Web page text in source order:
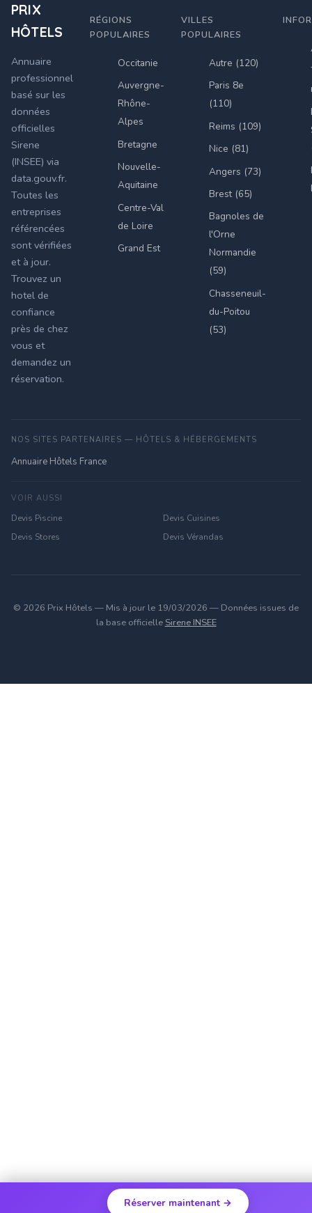
PRIX
HÔTELS
Annuaire
professionnel
basé sur les
données
officielles
Sirene
(INSEE) via
data.gouv.fr.
Toutes les
entreprises
référencées
sont vérifiées
et à jour.
Trouvez un
hotel de
confiance
près de chez
vous et
demandez un
réservation.
RÉGIONS
POPULAIRES
Occitanie
Auvergne-
Rhône-
Alpes
Bretagne
Nouvelle-
Aquitaine
Centre-Val
de Loire
Grand Est
VILLES
POPULAIRES
Autre (120)
Paris 8e
(110)
Reims (109)
Nice (81)
Angers (73)
Brest (65)
Bagnoles de
l'Orne
Normandie
(59)
Chasseneuil-
du-Poitou
(53)
NOS SITES PARTENAIRES — HÔTELS & HÉBERGEMENTS
Annuaire Hôtels France
VOIR AUSSI
Devis Piscine
Devis Cuisines
Devis Stores
Devis Vérandas
© 2026 Prix Hôtels — Mis à jour le 19/03/2026 — Données issues de
la base officielle Sirene INSEE
Réserver maintenant →